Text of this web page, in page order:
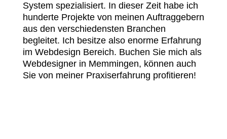
System spezialisiert. In dieser Zeit habe ich
hunderte Projekte von meinen Auftraggebern
aus den verschiedensten Branchen
begleitet. Ich besitze also enorme Erfahrung
im Webdesign Bereich. Buchen Sie mich als
Webdesigner in Memmingen, können auch
Sie von meiner Praxiserfahrung profitieren!